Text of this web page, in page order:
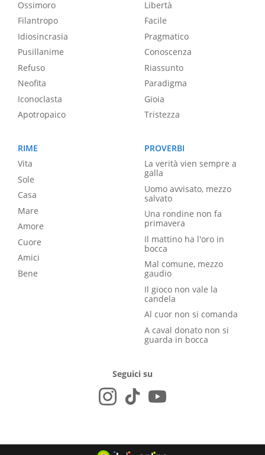
Ossimoro
Filantropo
Idiosincrasia
Pusillanime
Refuso
Neofita
Iconoclasta
Apotropaico
Libertà
Facile
Pragmatico
Conoscenza
Riassunto
Paradigma
Gioia
Tristezza
RIME
Vita
Sole
Casa
Mare
Amore
Cuore
Amici
Bene
PROVERBI
La verità vien sempre a
galla
Uomo avvisato, mezzo
salvato
Una rondine non fa
primavera
Il mattino ha l'oro in
bocca
Mal comune, mezzo
gaudio
Il gioco non vale la
candela
Al cuor non si comanda
A caval donato non si
guarda in bocca
Seguici su